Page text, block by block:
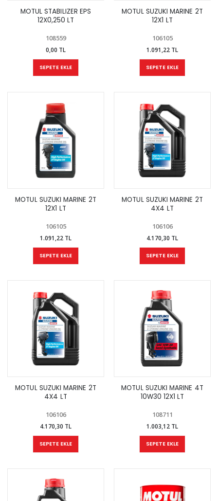
MOTUL STABILIZER EPS
12X0,250 LT
108559
0,00 TL
SEPETE EKLE
MOTUL SUZUKI MARINE 2T
12X1 LT
106105
1.091,22 TL
SEPETE EKLE
MOTUL SUZUKI MARINE 2T
12X1 LT
106105
1.091,22 TL
SEPETE EKLE
MOTUL SUZUKI MARINE 2T
4X4 LT
106106
4.170,30 TL
SEPETE EKLE
MOTUL SUZUKI MARINE 2T
4X4 LT
106106
4.170,30 TL
SEPETE EKLE
MOTUL SUZUKI MARINE 4T
10W30 12X1 LT
108711
1.003,12 TL
SEPETE EKLE